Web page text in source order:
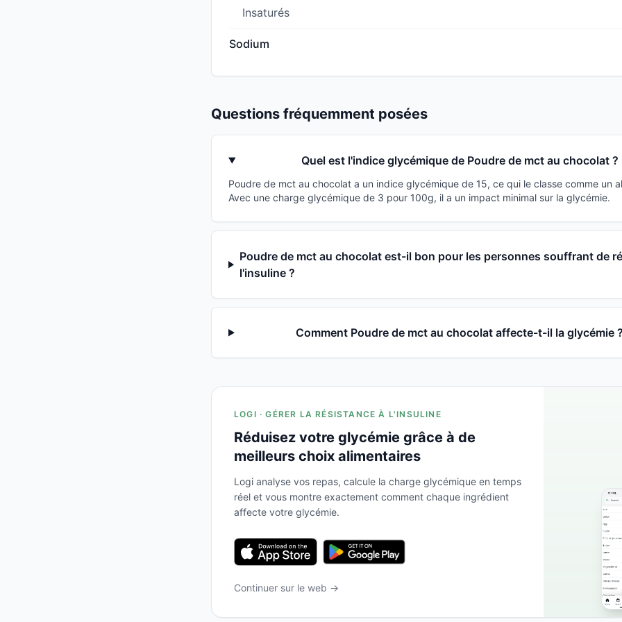
Insaturés
Sodium
Questions fréquemment posées
Quel est l'indice glycémique de Poudre de mct au chocolat ?
Poudre de mct au chocolat a un indice glycémique de 15, ce qui le classe comme un
Avec une charge glycémique de 3 pour 100g, il a un impact minimal sur la glycémie.
Poudre de mct au chocolat est-il bon pour les personnes souffrant de
l'insuline ?
Comment Poudre de mct au chocolat affecte-t-il la glycémie
LOGI · GÉRER LA RÉSISTANCE À L'INSULINE
Réduisez votre glycémie grâce à de
meilleurs choix alimentaires
Logi analyse vos repas, calcule la charge glycémique en temps
réel et vous montre exactement comment chaque ingrédient
affecte votre glycémie.
Continuer sur le web →